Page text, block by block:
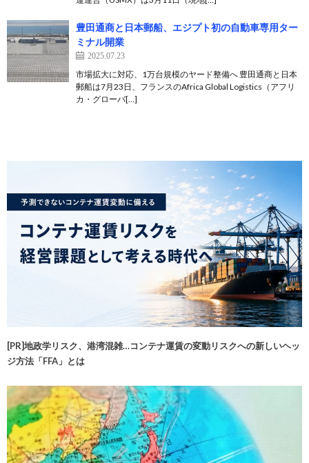
豊田通商と日本郵船、エジプト初の自動車専用ター
ミナル開業
2025.07.23
市場拡大に対応、1万台規模のヤード整備へ 豊田通商と日本
郵船は7月23日、フランスのAfrica Global Logistics（アフリ
カ・グローバ[…]
[PR]地政学リスク、港湾混雑…コンテナ運賃の変動リスクへの新しいヘッ
ジ方法「FFA」とは